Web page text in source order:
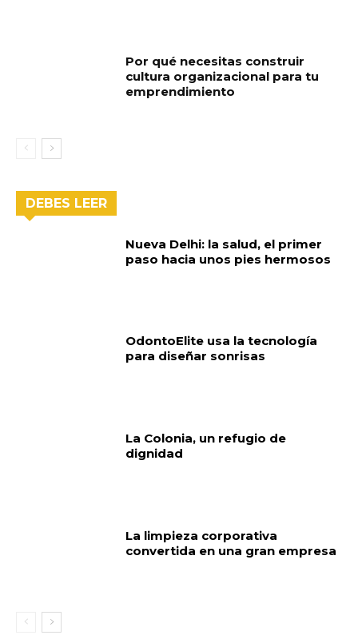
Por qué necesitas construir
cultura organizacional para tu
emprendimiento
DEBES LEER
Nueva Delhi: la salud, el primer
paso hacia unos pies hermosos
OdontoElite usa la tecnología
para diseñar sonrisas
La Colonia, un refugio de
dignidad
La limpieza corporativa
convertida en una gran empresa